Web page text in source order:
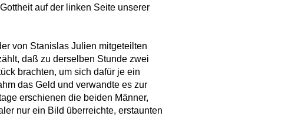
auf der linken Seite unserer
von Stanislas Julien mitgeteilten
daß zu derselben Stunde zwei
brachten, um sich dafür je ein
das Geld und verwandte es zur
erschienen die beiden Männer,
nur ein Bild überreichte, erstaunten